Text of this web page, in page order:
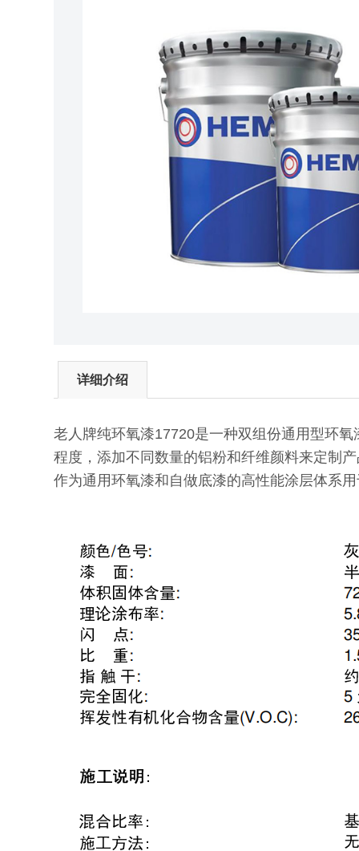
详细介绍
老人牌纯环氧漆17720是一种双组份通用型环
程度，添加不同数量的铝粉和纤维颜料来定制
作为通用环氧漆和自做底漆的高性能涂层体系